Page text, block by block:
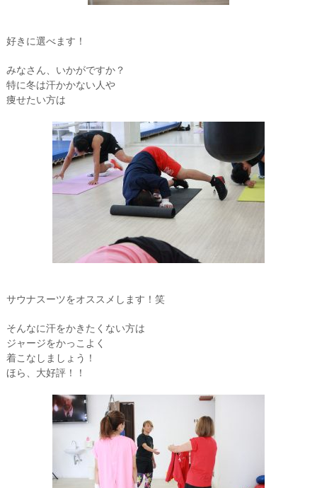
好きに選べます！
みなさん、いかがですか？
特に冬は汗かかない人や
痩せたい方は
サウナスーツをオススメします！笑
そんなに汗をかきたくない方は
ジャージをかっこよく
着こなしましょう！
ほら、大好評！！